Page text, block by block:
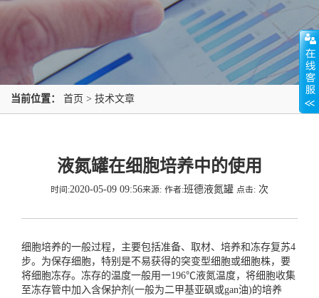
当前位置： 首页 > 技术文章
液氮罐在细胞培养中的使用
时间:2020-05-09 09:56来源: 作者:班德液氮罐 点击: 次
细胞培养的一般过程，主要包括准备、取材、培养和冻存复苏4
步。为保存细胞，特别是不易获得的突变型细胞或细胞株，要
将细胞冻存。冻存的温度一般用一196℃液氮温度，将细胞收集
至冻存管中加入含保护剂(一般为二甲基亚砜或gan油)的培养